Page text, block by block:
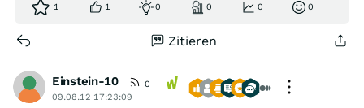
1 1 0 0 0 0
Zitieren
Einstein-10
0
09.08.12 17:23:09